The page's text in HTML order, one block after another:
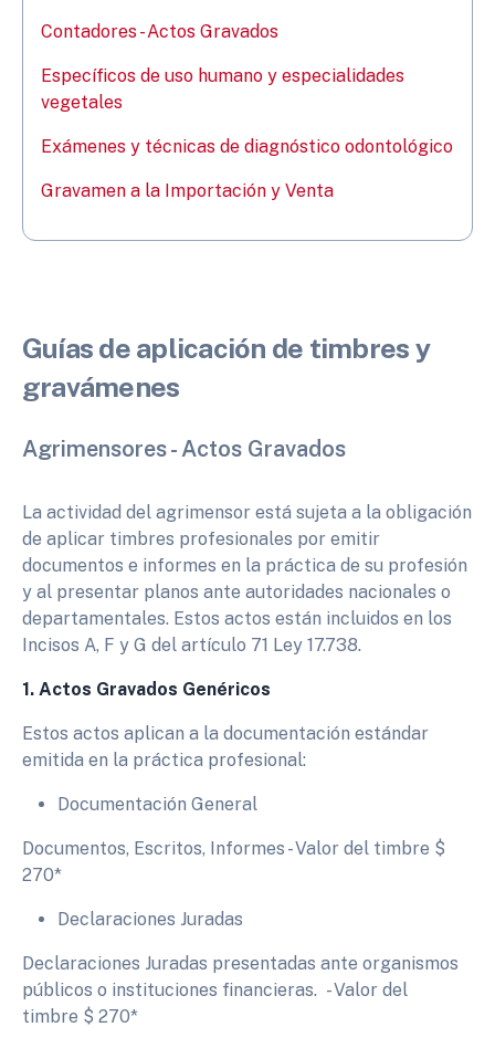
Contadores - Actos Gravados
Específicos de uso humano y especialidades
vegetales
Exámenes y técnicas de diagnóstico odontológico
Gravamen a la Importación y Venta
Guías de aplicación de timbres y
gravámenes
Agrimensores - Actos Gravados
La actividad del agrimensor está sujeta a la obligación
de aplicar timbres profesionales por emitir
documentos e informes en la práctica de su profesión
y al presentar planos ante autoridades nacionales o
departamentales. Estos actos están incluidos en los
Incisos A, F y G del artículo 71 Ley 17.738.
1. Actos Gravados Genéricos
Estos actos aplican a la documentación estándar
emitida en la práctica profesional:
Documentación General
Documentos, Escritos, Informes - Valor del timbre $
270*
Declaraciones Juradas
Declaraciones Juradas presentadas ante organismos
públicos o instituciones financieras. - Valor del
timbre $ 270*